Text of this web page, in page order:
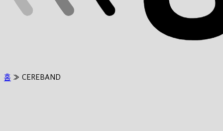
홈 » CEREBAND